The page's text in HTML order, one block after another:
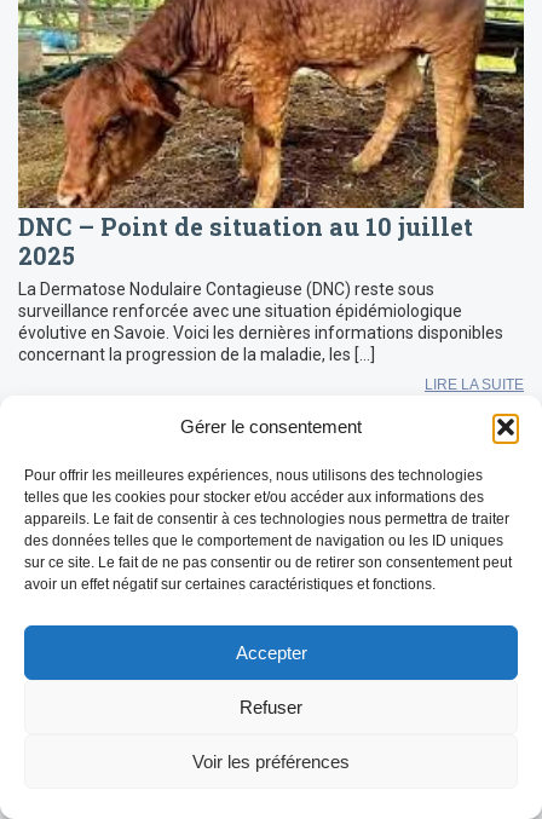
Gérer le consentement
Pour offrir les meilleures expériences, nous utilisons des technologies
telles que les cookies pour stocker et/ou accéder aux informations des
appareils. Le fait de consentir à ces technologies nous permettra de traiter
des données telles que le comportement de navigation ou les ID uniques
sur ce site. Le fait de ne pas consentir ou de retirer son consentement peut
avoir un effet négatif sur certaines caractéristiques et fonctions.
Accepter
Refuser
Voir les préférences
DNC – Point de situation au 10 juillet
2025
La Dermatose Nodulaire Contagieuse (DNC) reste sous
surveillance renforcée avec une situation épidémiologique
évolutive en Savoie. Voici les dernières informations disponibles
concernant la progression de la maladie, les […]
LIRE LA SUITE
REDEMARRAGE de l’épidémie FCO-3 en